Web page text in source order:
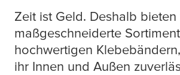
Zeit ist Geld. Deshalb bieten
maßgeschneiderte
hochwertigen
ihr Innen und Außen